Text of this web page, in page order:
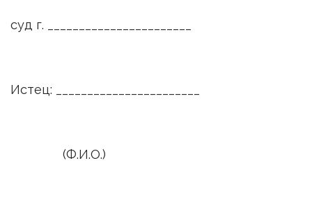
суд г. _______________________
Истец: _______________________
(Ф.И.О.)